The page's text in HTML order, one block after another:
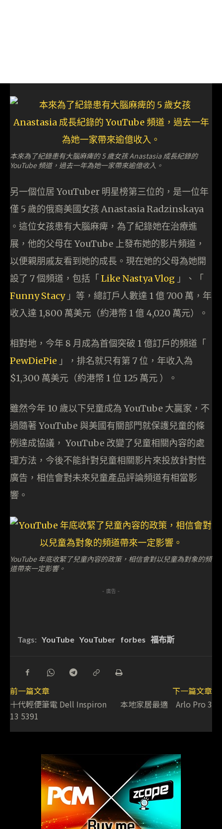
本來為了紀錄患有大腦麻痺的 5 歲女孩 Anastasia 成長紀錄的
YouTube 頻道，過去一年為她一家帶來逾億收入。
另一個位居 YouTuber 明星榜第三位的，是一位年
僅 5 歲的俄裔美國女孩 Anastasia Radzinskaya
。這位女孩患有大腦麻痺，為了紀錄她在治療進
展，他的父母在 YouTube 上發布她的影片頻道，
以便親朋戚友看到她的成長。現在她的父母為她開
設了 7 個頻道，包括「 Like Nastya Vlog 」、「
Funny Stacy」等，總訂戶人數達 1 億 700 萬，年
收入達 1,800 萬美元（約港幣 1 億 4,020 萬元）。
相對地，今年 8 月成為首個突破 1 億訂戶的頻道「
PewDiePie 」，排名就只有第 7 位，年收入為
$1,300 萬美元（約港幣 1 位 125 萬元 ）。
雖然今年 10 歲以下兒童成為 YouTube 大贏家，不
過隨著 YouTube 與美國有關部門就保護兒童的條
例達成協議， YouTube 改變了兒童相關內容的處
理方法，今後不能針對兒童相關影片來投放針對性
廣告，相信會對未來兒童產品評論頻道有相當影
響。
YouTube 年底收緊了兒童內容的政策，相信會對以兒童為對象的頻
道帶來一定影響。
- 廣告 -
Tags: YouTube YouTuber forbes 福布斯
前一篇文章
十代輕便筆電 Dell Inspiron
13 5391
下一篇文章
本地家居最適 Arlo Pro 3